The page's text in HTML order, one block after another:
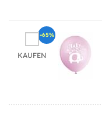
KAUFEN
-65%